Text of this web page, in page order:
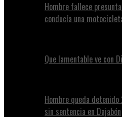
Hombre fallece
conducía una
Que lamentable ve con
Hombre queda
sin sentencia en Dajabón